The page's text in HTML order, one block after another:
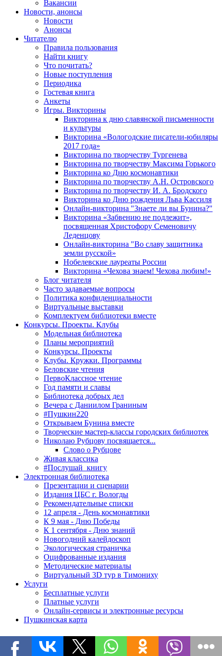
Вакансии
Новости, анонсы
Новости
Анонсы
Читателю
Правила пользования
Найти книгу
Что почитать?
Новые поступления
Периодика
Гостевая книга
Анкеты
Игры. Викторины
Викторина к дню славянской письменности
и культуры
Викторина «Вологодские писатели-юбиляры
2017 года»
Викторина по творчеству Тургенева
Викторина по творчеству Максима Горького
Викторина ко Дню космонавтики
Викторина по творчеству А.Н. Островского
Викторина по творчеству И. А. Бродского
Викторина ко Дню рождения Льва Кассиля
Онлайн-викторина "Знаете ли вы Бунина?"
Викторина «Забвению не подлежит»,
посвященная Христофору Семеновичу
Леденцову
Онлайн-викторина "Во славу защитника
земли русской»
Нобелевские лауреаты России
Викторина «Чехова знаем! Чехова любим!»
Блог читателя
Часто задаваемые вопросы
Политика конфиденциальности
Виртуальные выставки
Комплектуем библиотеки вместе
Конкурсы. Проекты. Клубы
Модельная библиотека
Планы мероприятий
Конкурсы. Проекты
Клубы. Кружки. Программы
Беловские чтения
ПервоКлассное чтение
Год памяти и славы
Библиотека добрых дел
Вечера с Даниилом Граниным
#Пушкин220
Открываем Бунина вместе
Творческие мастер-классы городских библиотек
Николаю Рубцову посвящается...
Слово о Рубцове
Живая классика
#Послушай_книгу
Электронная библиотека
Презентации и сценарии
Издания ЦБС г. Вологды
Рекомендательные списки
12 апреля - День космонавтики
К 9 мая - Дню Победы
К 1 сентября - Дню знаний
Новогодний калейдоскоп
Экологическая страничка
Оцифрованные издания
Методические материалы
Виртуальный 3D тур в Тимониху
Услуги
Бесплатные услуги
Платные услуги
Онлайн-сервисы и электронные ресурсы
Пушкинская карта